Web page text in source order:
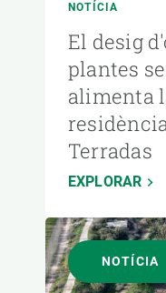
NOTÍCIA
El desig
plantes
alimenta
Terradas
EXPLORAR
NOTÍCIA